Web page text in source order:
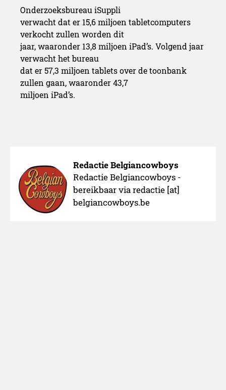
Onderzoeksbureau iSuppli
verwacht dat er 15,6 miljoen tabletcomputers
verkocht zullen worden dit
jaar, waaronder 13,8 miljoen iPad’s. Volgend jaar
verwacht het bureau
dat er 57,3 miljoen tablets over de toonbank
zullen gaan, waaronder 43,7
miljoen iPad’s.
Redactie Belgiancowboys
Redactie Belgiancowboys -
bereikbaar via redactie [at]
belgiancowboys.be